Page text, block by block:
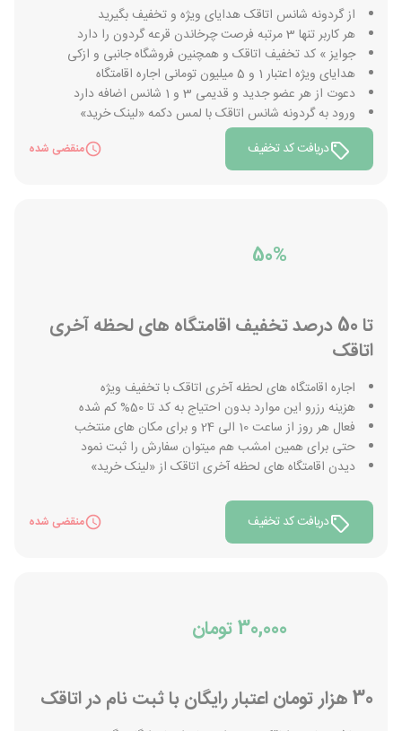
از گردونه شانس اتاقک هدایای ویژه و تخفیف بگیرید
هر کاربر تنها 3 مرتبه فرصت چرخاندن قرعه گردون را دارد
جوایز » کد تخفیف اتاقک و همچنین فروشگاه جانبی و ازکی
هدایای ویژه اعتبار 1 و 5 میلیون تومانی اجاره اقامتگاه
دعوت از هر عضو جدید و قدیمی 3 و 1 شانس اضافه دارد
ورود به گردونه شانس اتاقک با لمس دکمه «لینک خرید»
دریافت کد تخفیف
منقضی شده
50%
تا 50 درصد تخفیف اقامتگاه های لحظه آخری
اتاقک
اجاره اقامتگاه های لحظه آخری اتاقک با تخفیف ویژه
هزینه رزرو این موارد بدون احتیاج به کد تا 50% کم شده
فعال هر روز از ساعت 10 الی 24 و برای مکان های منتخب
حتی برای همین امشب هم میتوان سفارش را ثبت نمود
دیدن اقامتگاه های لحظه آخری اتاقک از «لینک خرید»
دریافت کد تخفیف منقضی شده
30,000 تومان
30 هزار تومان اعتبار رایگان با ثبت نام در اتاقک